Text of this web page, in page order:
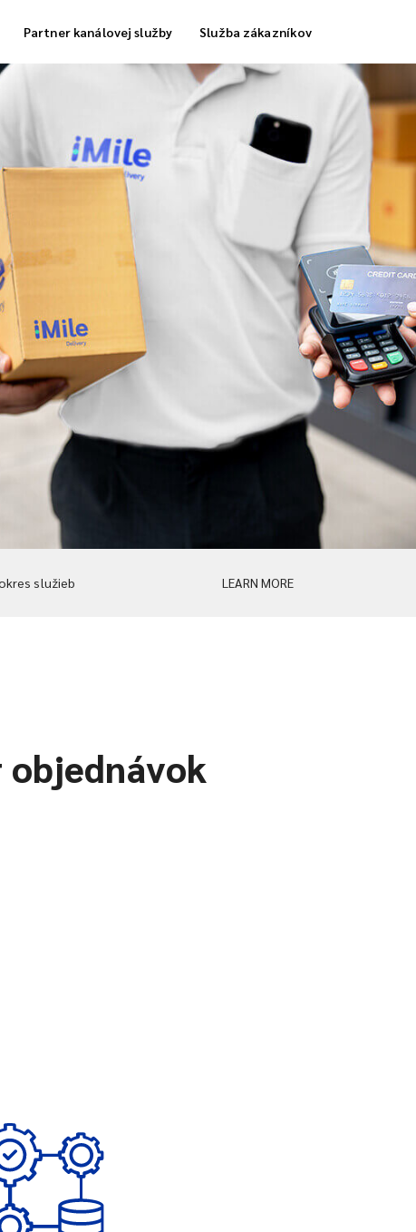
skladovania
plnenia objednávky
Dodávka chladných kolónok
Partner kanálovej služby Služba zákazníkov
služieb LEARN MORE
objednávok